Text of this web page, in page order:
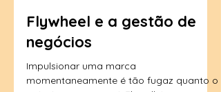
chrisbuarque
3 de abr. de 2024
3 min de leitura
Flywheel e a gestão de
negócios